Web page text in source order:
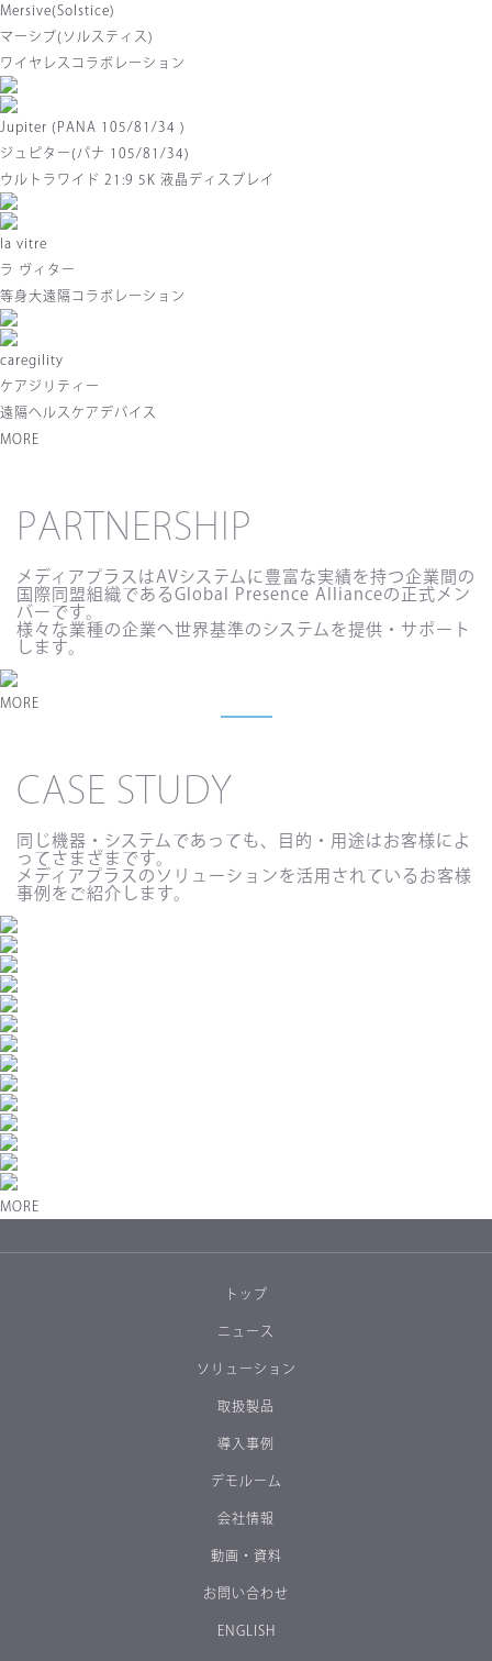
Mersive(Solstice)
マーシブ(ソルスティス)
ワイヤレスコラボレーション
Jupiter (PANA 105/81/34 )
ジュピター(パナ 105/81/34)
ウルトラワイド 21:9 5K 液晶ディスプレイ
la vitre
ラ ヴィター
等身大遠隔コラボレーション
caregility
ケアジリティー
遠隔ヘルスケアデバイス
MORE
PARTNERSHIP
メディアプラスはAVシステムに豊富な実績を持つ企業間の
国際同盟組織であるGlobal Presence Allianceの正式メン
バーです。
様々な業種の企業へ世界基準のシステムを提供・サポート
します。
MORE
CASE STUDY
同じ機器・システムであっても、目的・用途はお客様によ
ってさまざまです。
メディアプラスのソリューションを活用されているお客様
事例をご紹介します。
MORE
トップ
ニュース
ソリューション
取扱製品
導入事例
デモルーム
会社情報
動画・資料
お問い合わせ
ENGLISH